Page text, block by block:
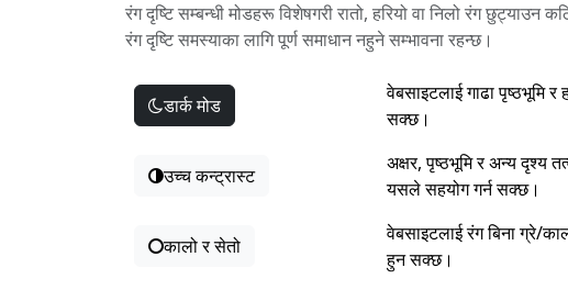
रंग दृष्टि सम्बन्धी मोडहरू विशेषगरी रातो, हरियो वा निलो रंग
रंग दृष्टि समस्याका लागि पूर्ण समाधान नहुने सम्भावना रहन्छ।
डार्क मोड
वेबसाइटलाई गाढा पृष्ठभूमि
सक्छ।
उच्च कन्ट्रास्ट
अक्षर, पृष्ठभूमि र अन्य दृश्य
यसले सहयोग गर्न सक्छ।
कालो र सेतो
वेबसाइटलाई रंग बिना ग्रे/
हुन सक्छ।